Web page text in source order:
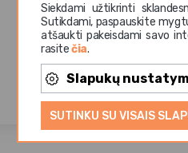
Siekdami užtikrinti
Sutikdami, paspauskite
atšaukti pakeisdami savo
rasitečia.
Slapukų
SUTINKU SU VISAIS